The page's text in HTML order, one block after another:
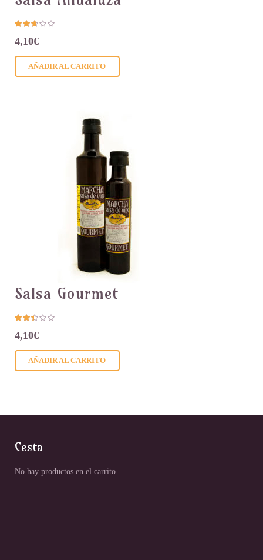
4,10€
AÑADIR AL CARRITO
Salsa Gourmet
4,10€
AÑADIR AL CARRITO
Cesta
No hay productos en el carrito.